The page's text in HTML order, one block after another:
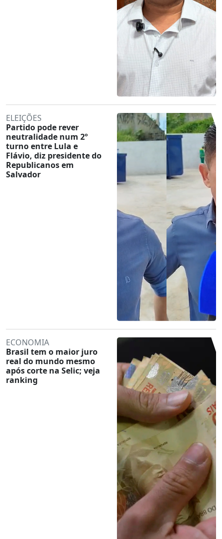
ELEIÇÕES
Partido pode rever
neutralidade num 2º
turno entre Lula e
Flávio, diz presidente do
Republicanos em
Salvador
ECONOMIA
Brasil tem o maior juro
real do mundo mesmo
após corte na Selic; veja
ranking